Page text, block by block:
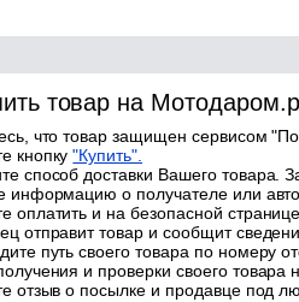
товар на
что товар защищен сервисом
кнопку"Купить".
способ доставки Вашего товара.
информацию о получателе или
оплатить и на безопасной
отправит товар и сообщит
путь своего товара по номеру
и проверки своего товара
отзыв о посылке и продавце под